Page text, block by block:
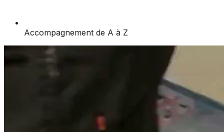
Accompagnement de A à Z